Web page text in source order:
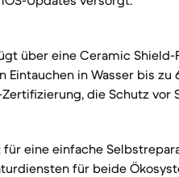
über eine Ceramic
Eintauchen in Wasser bis
Zertifizierung, die Schutz
für eine einfache
für beide